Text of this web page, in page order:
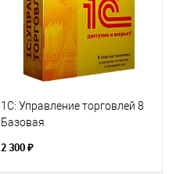
1С: Управление торговлей 8
Базовая
2 300 ₽